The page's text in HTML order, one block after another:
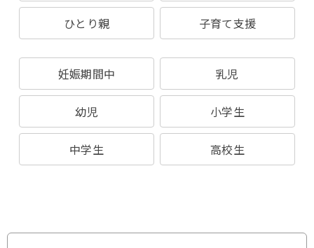
ひとり親 子育て支援
妊娠期間中 乳児
幼児 小学生
中学生 高校生